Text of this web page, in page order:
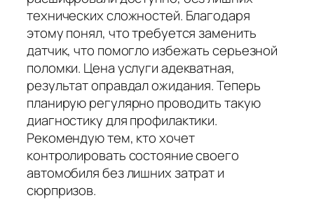
технических сложностей. Благодаря
этому понял, что требуется заменить
датчик, что помогло избежать серьезной
поломки. Цена услуги адекватная,
результат оправдал ожидания. Теперь
планирую регулярно проводить такую
диагностику для профилактики.
Рекомендую тем, кто хочет
контролировать состояние своего
автомобиля без лишних затрат и
сюрпризов.